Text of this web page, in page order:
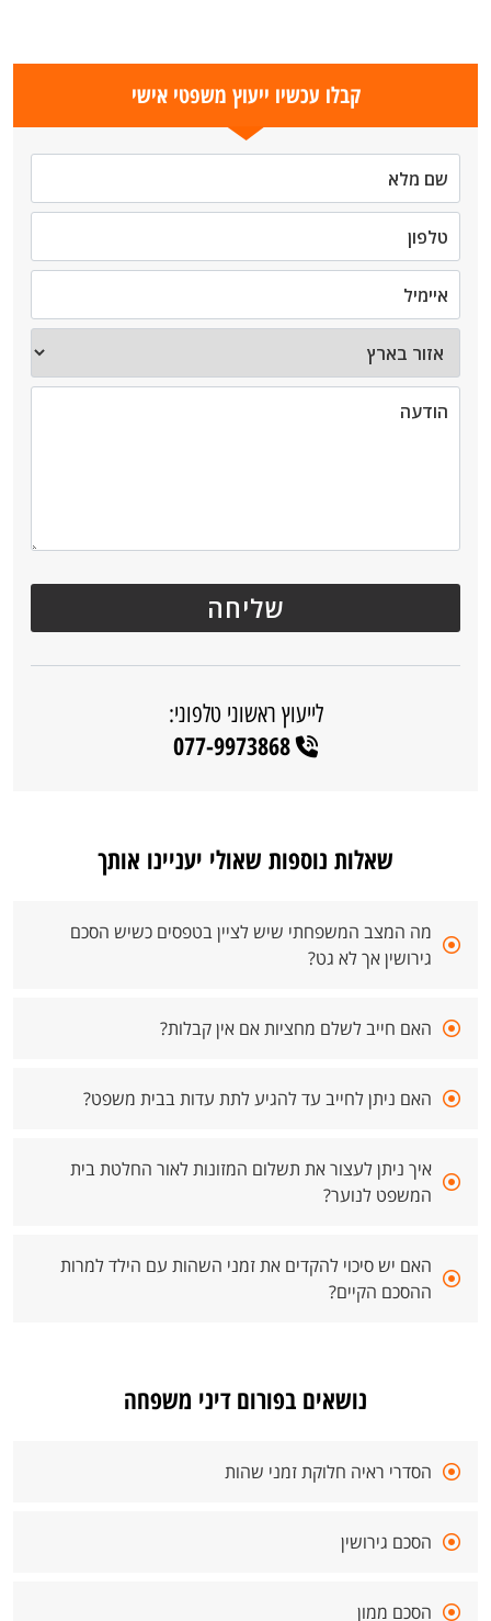
קבלו עכשיו ייעוץ משפטי אישי
לייעוץ ראשוני טלפוני:
077-9973868
שאלות נוספות שאולי יעניינו אותך
מה המצב המשפחתי שיש לציין בטפסים כשיש הסכם
גירושין אך לא גט?
האם חייב לשלם מחציות אם אין קבלות?
האם ניתן לחייב עד להגיע לתת עדות בבית משפט?
איך ניתן לעצור את תשלום המזונות לאור החלטת בית
המשפט לנוער?
האם יש סיכוי להקדים את זמני השהות עם הילד למרות
ההסכם הקיים?
נושאים בפורום דיני משפחה
הסדרי ראיה חלוקת זמני שהות
הסכם גירושין
הסכם ממון